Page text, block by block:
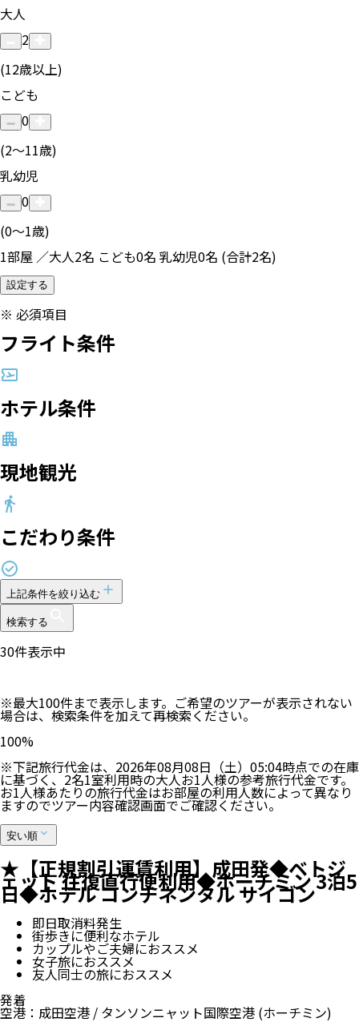
大人
2
(12歳以上)
こども
0
(2〜11歳)
乳幼児
0
(0〜1歳)
1部屋 ／大人2名 こども0名 乳幼児0名 (合計2名)
設定する
※ 必須項目
フライト条件
ホテル条件
現地観光
こだわり条件
上記条件を絞り込む
検索する
30件表示中
※最大100件まで表示します。ご希望のツアーが表示されない
場合は、検索条件を加えて再検索ください。
100%
※下記旅行代金は、 2026年08月08日（土）05:04時点での在庫
に基づく、2名1室利用時の大人お1人様の参考旅行代金です。
お1人様あたりの旅行代金はお部屋の利用人数によって異なり
ますのでツアー内容確認画面でご確認ください。
安い順
★【正規割引運賃利用】成田発◆ベトジ
ェット 往復直行便利用◆ホーチミン 3泊5
日◆ホテル コンチネンタル サイゴン
即日取消料発生
街歩きに便利なホテル
カップルやご夫婦におススメ
女子旅におススメ
友人同士の旅におススメ
発着
空港 ： 成田空港 / タンソンニャット国際空港 (ホーチミン)